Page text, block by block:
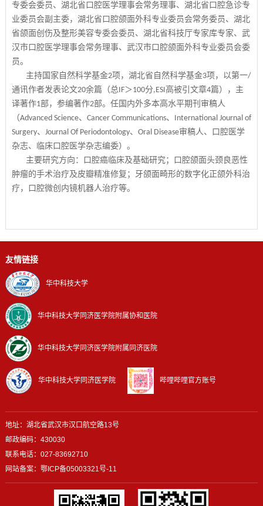
专委会委员、湖北省口腔医学理事会常务理事、湖北省口腔急诊专
业委员会副主委，湖北省口腔颌面外科专业委员会常务委员、湖北
省颌面创伤及整形美容专委会委员、湖北省科技厅专家库专家、武
汉市口腔医学理事会常务理事、武汉市口腔颌面外科专业委员会委
员。
主持国家自然科学基金2项，湖北省自然科学基金3项，以第一/
通讯作者发表论文20余篇（总IF＞100分,ESI高被引文章4篇），主
译著作1部，参编著作2部。任国内外多本高水平期刊审稿人
（Advanced Science、 Cancer Communications、 International Journal of
Surgery、 Journal Of Periodontology、 Oral Disease审稿人、口腔医学
杂志、临床口腔医学杂志编委） 。
主要研究方向：口腔癌临床及基础研究；口腔颌面头颈良恶性
肿瘤的手术治疗及皮瓣精准修复；牙颌面畸形的数字化正颌外科治
疗， 口腔微创内镜机器人治疗等。
友情链接
华中科技大学
华中科技大学同济医学院附属协和医院
华中科技大学同济医学院附属同济医院
华中科技大学同济医学院 哔哩哔哩官方账号
地址：湖北省武汉市汉口航空路13号
邮政编码：430030
联系电话：027-83692710
网站备案： 鄂ICP备05003321号-11